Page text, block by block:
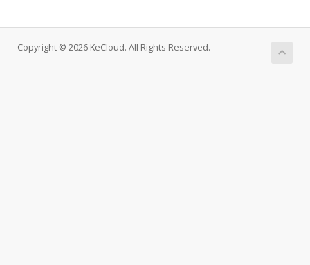
Copyright © 2026 KeCloud. All Rights Reserved.